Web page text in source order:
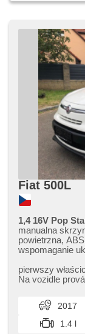
Fiat 500L
1,4 16V Pop
manualna
powietrzna,
wspomaganie
komputer
kierownica,
szyby, el.
zdalne, isofix,
ciśnienia opon,
radio
pierwszy
Na vozidle
2017
1.4 l